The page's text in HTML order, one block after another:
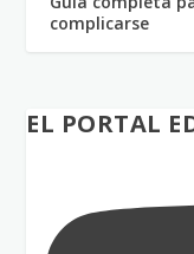
complicarse
EL PORTAL